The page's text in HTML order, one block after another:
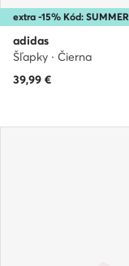
extra -15% Kód: SUMMER
adidas
Šľapky · Čierna
39,99 €